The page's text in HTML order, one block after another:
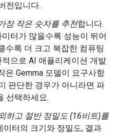
전입니다.
장 작은 숫자를 추천합니다.
터가 많을수록 성능이 뛰어
수록 더 크고 복잡한 컴퓨팅
으로 AI 애플리케이션 개발
은 Gemma 모델이 요구사항
판단한 경우가 아니라면 파
선택하세요.
하고 절반 정밀도 (16비트)를
이터의 크기와 정밀도, 결과